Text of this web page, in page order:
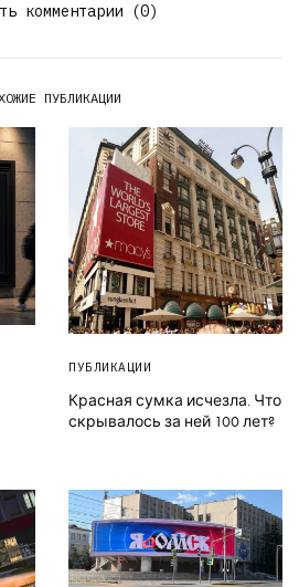
комментарии (0)
ПУБЛИКАЦИИ
ПУБЛИКАЦИИ
Красная сумка исчезла. Что
скрывалось за ней 100 лет?